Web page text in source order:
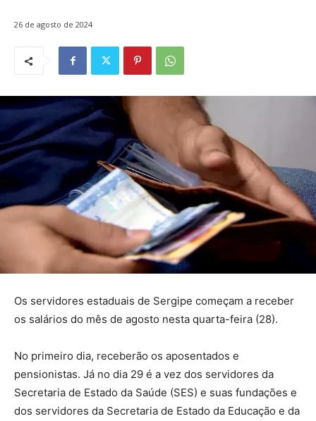
26 de agosto de 2024
Os servidores estaduais de Sergipe começam a receber
os salários do mês de agosto nesta quarta-feira (28).
No primeiro dia, receberão os aposentados e
pensionistas. Já no dia 29 é a vez dos servidores da
Secretaria de Estado da Saúde (SES) e suas fundações e
dos servidores da Secretaria de Estado da Educação e da